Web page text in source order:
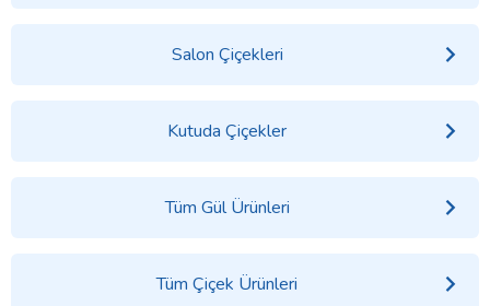
Salon Çiçekleri
Kutuda Çiçekler
Tüm Gül Ürünleri
Tüm Çiçek Ürünleri